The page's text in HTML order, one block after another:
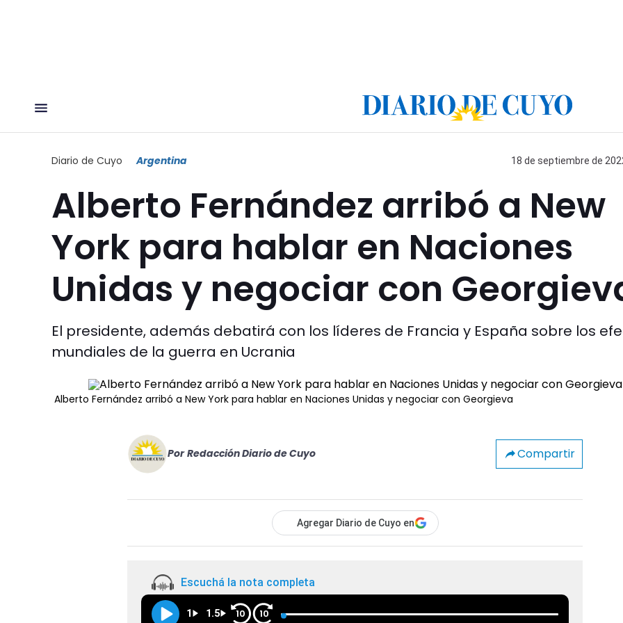
Diario de Cuyo Argentina 18 de septiembre de
Alberto Fernández arribó a New
York para hablar en Naciones
Unidas y negociar con
El presidente, además debatirá con los líderes de Francia y España sobre los
mundiales de la guerra en Ucrania
Alberto Fernández arribó a New York para hablar en Naciones Unidas y negociar con Georgieva
Por Redacción Diario de Cuyo Compartir
Agregar Diario de Cuyo en
Escuchá la nota completa
1 1.5 10 10